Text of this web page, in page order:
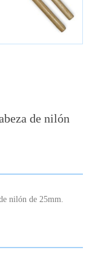
de nilón
nilón de 25mm.